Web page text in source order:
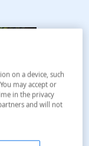
on a device, such
may accept or
in the privacy
and will not